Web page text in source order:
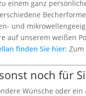
einem ganz
und
auf unserem weißen
finden Sie hier:
noch für
Wünsche oder